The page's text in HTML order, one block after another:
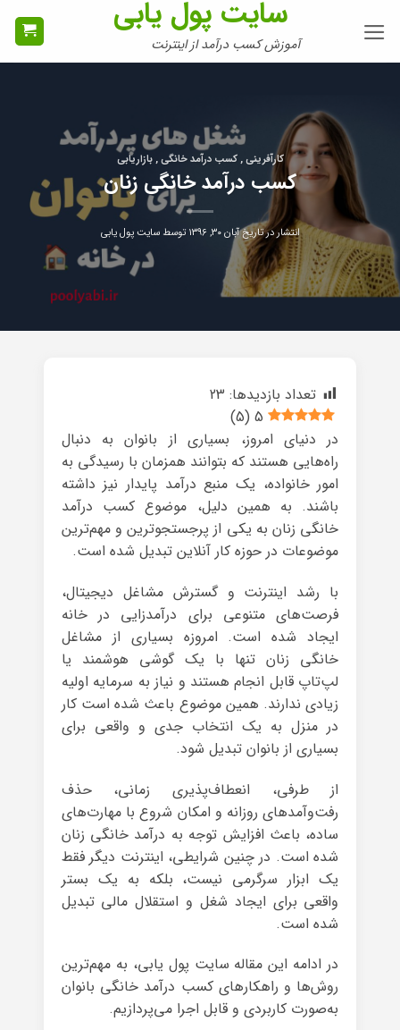
سایت پول یابی
آموزش کسب درآمد از اینترنت
کارآفرینی , کسب درآمد خانگی , بازاریابی
کسب درآمد خانگی زنان
انتشار در تاریخآبان ۳۰, ۱۳۹۶ توسطسایت پول یابی
تعداد بازدیدها: 23
5
(
5
)
در دنیای امروز، بسیاری از بانوان به دنبال
راه‌هایی هستند که بتوانند همزمان با رسیدگی به
امور خانواده، یک منبع درآمد پایدار نیز داشته
باشند. به همین دلیل، موضوع کسب درآمد
خانگی زنان به یکی از پرجستجوترین و مهم‌ترین
موضوعات در حوزه کار آنلاین تبدیل شده است.
با رشد اینترنت و گسترش مشاغل دیجیتال،
فرصت‌های متنوعی برای درآمدزایی در خانه
ایجاد شده است. امروزه بسیاری از مشاغل
خانگی زنان تنها با یک گوشی هوشمند یا
لپ‌تاپ قابل انجام هستند و نیاز به سرمایه اولیه
زیادی ندارند. همین موضوع باعث شده است کار
در منزل به یک انتخاب جدی و واقعی برای
بسیاری از بانوان تبدیل شود.
از طرفی، انعطاف‌پذیری زمانی، حذف
رفت‌وآمدهای روزانه و امکان شروع با مهارت‌های
ساده، باعث افزایش توجه به درآمد خانگی زنان
شده است. در چنین شرایطی، اینترنت دیگر فقط
یک ابزار سرگرمی نیست، بلکه به یک بستر
واقعی برای ایجاد شغل و استقلال مالی تبدیل
شده است.
در ادامه این مقاله سایت پول یابی، به مهم‌ترین
روش‌ها و راهکارهای کسب درآمد خانگی بانوان
به‌صورت کاربردی و قابل اجرا می‌پردازیم.